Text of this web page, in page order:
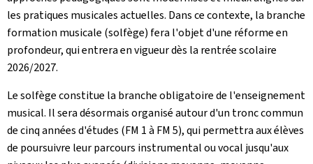
les pratiques musicales actuelles. Dans ce contexte, la branche
formation musicale (solfège) fera l'objet d'une réforme en
profondeur, qui entrera en vigueur dès la rentrée scolaire
2026/2027.
Le solfège constitue la branche obligatoire de l'enseignement
musical. Il sera désormais organisé autour d'un tronc commun
de cinq années d'études (FM 1 à FM 5), qui permettra aux élèves
de poursuivre leur parcours instrumental ou vocal jusqu'aux